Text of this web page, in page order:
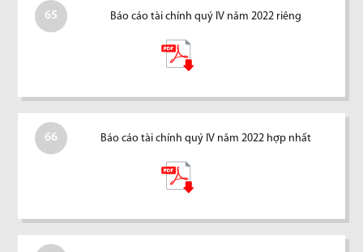
65 Báo cáo tài chính quý IV năm 2022 riêng
66 Báo cáo tài chính quý IV năm 2022 hợp nhất